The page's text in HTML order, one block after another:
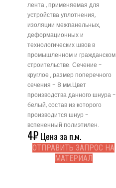
лента , применяемая для
устройства уплотнения,
изоляции межпанельных,
деформационных и
технологических швов в
промышленном и гражданском
строительстве. Сечение -
круглое , размер поперечного
сечения - 8 мм.Цвет
производства данного шнура -
белый, состав из которого
производится шнур -
вспененный полиэтилен.
4₽Цена за п.м.
ОТПРАВИТЬ ЗАПРОС НА
МАТЕРИАЛ